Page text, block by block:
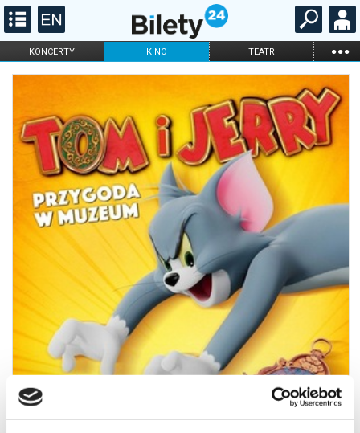
KONCERTY KINO TEATR ...
FILHARMONIA OPERA I BALET
KARNETY